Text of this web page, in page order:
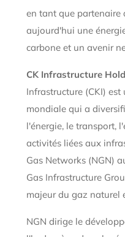
en tant que partenaire
aujourd'hui une
carbone et un avenir
CK Infrastructure
Infrastructure (CKI)
mondiale qui a
l'énergie, le transport,
activités liées aux
Gas Networks (NGN)
Gas Infrastructure
majeur du gaz naturel
NGN dirige le